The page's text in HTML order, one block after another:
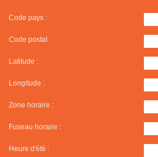
Code pays :
Code postal :
Latitude :
Longitude :
Zone horaire :
Fuseau horaire :
Heure d'été :